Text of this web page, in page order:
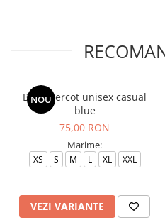
NOU
Bluza tercot unisex casual
blue
75,00 RON
Marime:
XS S M L XL XXL
VEZI VARIANTE